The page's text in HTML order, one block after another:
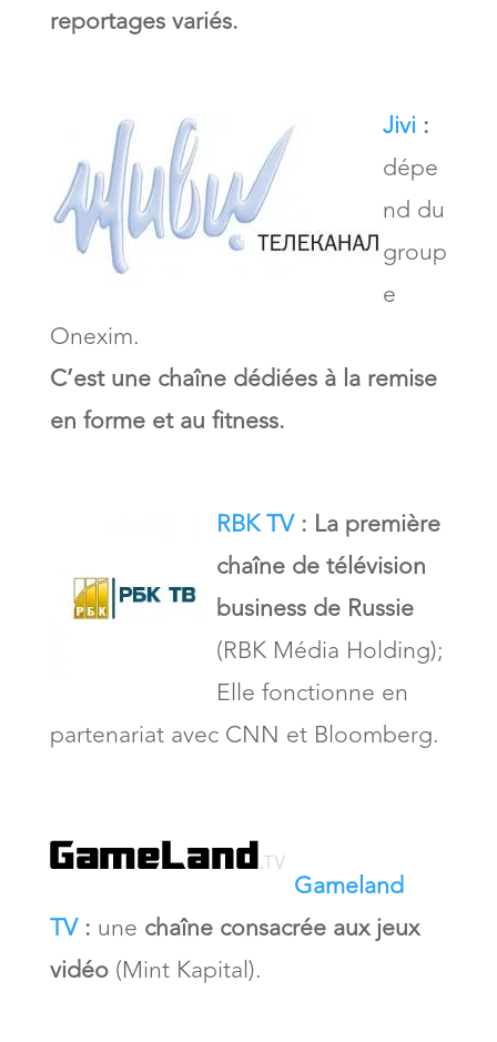
reportages variés.
Jivi:
dépe
nd du
group
e
Onexim.
C’est une chaîne dédiées à la remise
en forme et au fitness.
RBK TV: La première
chaîne de télévision
business de Russie
(RBK Média Holding);
Elle fonctionne en
partenariat avec CNN et Bloomberg.
Gameland
TV: une chaîne consacrée aux jeux
vidéo(Mint Kapital).